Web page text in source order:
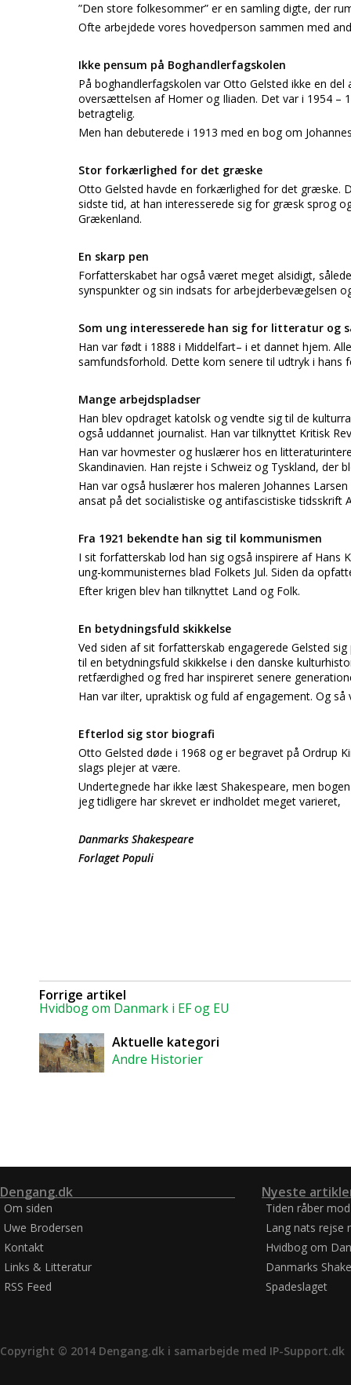
”Den store folkesommer” er en samling digte, der
Ofte arbejdede vores hovedperson sammen med
Ikke pensum på Boghandlerfagskolen
På boghandlerfagskolen var Otto Gelsted ikke en
oversættelsen af Homer og Iliaden. Det var i 1954 –
betragtelig.
Men han debuterede i 1913 med en bog om
Stor forkærlighed for det græske
Otto Gelsted havde en forkærlighed for det græske.
sidste tid, at han interesserede sig for græsk sprog
Grækenland.
En skarp pen
Forfatterskabet har også været meget alsidigt,
synspunkter og sin indsats for arbejderbevægelsen
Som ung interesserede han sig for litteratur og
Han var født i 1888 i Middelfart– i et dannet hjem.
samfundsforhold. Dette kom senere til udtryk i
Mange arbejdspladser
Han blev opdraget katolsk og vendte sig til de
også uddannet journalist. Han var tilknyttet Kritisk
Han var hovmester og huslærer hos en
Skandinavien. Han rejste i Schweiz og Tyskland, der
Han var også huslærer hos maleren Johannes
ansat på det socialistiske og antifascistiske tidsskrift
Fra 1921 bekendte han sig til kommunismen
I sit forfatterskab lod han sig også inspirere af Hans
ung-kommunisternes blad Folkets Jul. Siden da
Efter krigen blev han tilknyttet Land og Folk.
En betydningsfuld skikkelse
Ved siden af sit forfatterskab engagerede Gelsted
til en betydningsfuld skikkelse i den danske
retfærdighed og fred har inspireret senere
Han var ilter, upraktisk og fuld af engagement. Og
Efterlod sig stor biografi
Otto Gelsted døde i 1968 og er begravet på Ordrup
slags plejer at være.
Undertegnede har ikke læst Shakespeare, men
jeg tidligere har skrevet er indholdet meget varieret,
Danmarks Shakespeare
Forlaget Populi
Forrige artikel
Hvidbog om Danmark i EF og EU
Aktuelle kategori
Andre Historier
Dengang.dk
Om siden
Uwe Brodersen
Kontakt
Links & Litteratur
RSS Feed
Nyeste
Tiden råber
Lang nats rejse
Hvidbog om
Danmarks
Spadeslaget
Copyright © 2014 Dengang.dk i samarbejde med IP-Support.dk